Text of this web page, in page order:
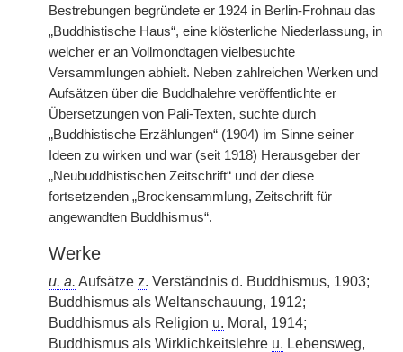
Bestrebungen begründete er 1924 in Berlin-Frohnau das
„Buddhistische Haus“, eine klösterliche Niederlassung, in
welcher er an Vollmondtagen vielbesuchte
Versammlungen abhielt. Neben zahlreichen Werken und
Aufsätzen über die Buddhalehre veröffentlichte er
Übersetzungen von Pali-Texten, suchte durch
„Buddhistische Erzählungen“ (1904) im Sinne seiner
Ideen zu wirken und war (seit 1918) Herausgeber der
„Neubuddhistischen Zeitschrift“ und der diese
fortsetzenden „Brockensammlung, Zeitschrift für
angewandten Buddhismus“.
Werke
u. a. Aufsätze z. Verständnis d. Buddhismus, 1903;
Buddhismus als Weltanschauung, 1912;
Buddhismus als Religion u. Moral, 1914;
Buddhismus als Wirklichkeitslehre u. Lebensweg,